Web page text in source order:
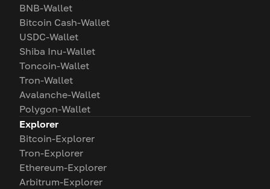
BNB-Wallet
Bitcoin Cash-Wallet
USDC-Wallet
Shiba Inu-Wallet
Toncoin-Wallet
Tron-Wallet
Avalanche-Wallet
Polygon-Wallet
Explorer
Bitcoin-Explorer
Tron-Explorer
Ethereum-Explorer
Arbitrum-Explorer